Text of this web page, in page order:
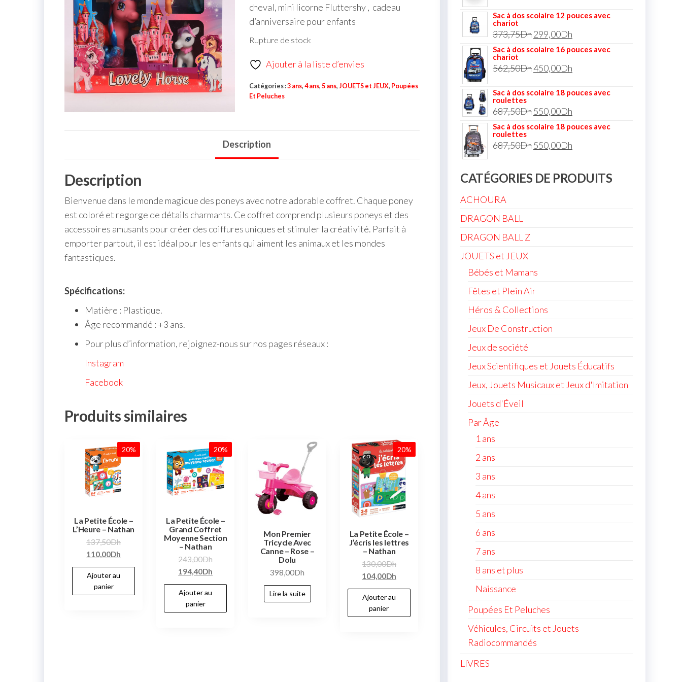
cheval, mini licorne Fluttershy , cadeau
d’anniversaire pour enfants
Rupture de stock
Ajouter à la liste d’envies
Catégories :3 ans, 4 ans, 5 ans, JOUETS et JEUX, Poupées
Et Peluches
Description
Description
Bienvenue dans le monde magique des poneys avec notre adorable coffret. Chaque poney
est coloré et regorge de détails charmants. Ce coffret comprend plusieurs poneys et des
accessoires amusants pour créer des coiffures uniques et stimuler la créativité. Parfait à
emporter partout, il est idéal pour les enfants qui aiment les animaux et les mondes
fantastiques.
Spécifications:
Matière : Plastique.
Âge recommandé : +3 ans.
Pour plus d’information, rejoignez-nous sur nos pages réseaux :
Instagram
Facebook
Produits similaires
20%
La Petite École –
L’Heure – Nathan
137,50Dh
110,00Dh
Ajouter au
panier
20%
La Petite École –
Grand Coffret
Moyenne Section
– Nathan
243,00Dh
194,40Dh
Ajouter au
panier
Mon Premier
Tricycle Avec
Canne – Rose –
Dolu
398,00Dh
Lire la suite
20%
La Petite École –
J’écris les lettres
– Nathan
130,00Dh
104,00Dh
Ajouter au
panier
Sac à dos scolaire 12 pouces avec
chariot
373,75Dh299,00Dh
Sac à dos scolaire 16 pouces avec
chariot
562,50Dh450,00Dh
Sac à dos scolaire 18 pouces avec
roulettes
687,50Dh550,00Dh
Sac à dos scolaire 18 pouces avec
roulettes
687,50Dh550,00Dh
CATÉGORIES DE PRODUITS
ACHOURA
DRAGON BALL
DRAGON BALL Z
JOUETS et JEUX
Bébés et Mamans
Fêtes et Plein Air
Héros & Collections
Jeux De Construction
Jeux de société
Jeux Scientifiques et Jouets Éducatifs
Jeux, Jouets Musicaux et Jeux d'Imitation
Jouets d'Éveil
Par Âge
1 ans
2 ans
3 ans
4 ans
5 ans
6 ans
7 ans
8 ans et plus
Naissance
Poupées Et Peluches
Véhicules, Circuits et Jouets
Radiocommandés
LIVRES